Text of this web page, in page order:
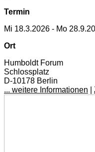
Termin
Mi 18.3.2026 - Mo
Ort
Humboldt Forum
Schlossplatz
D-10178 Berlin
... weitere Informationen